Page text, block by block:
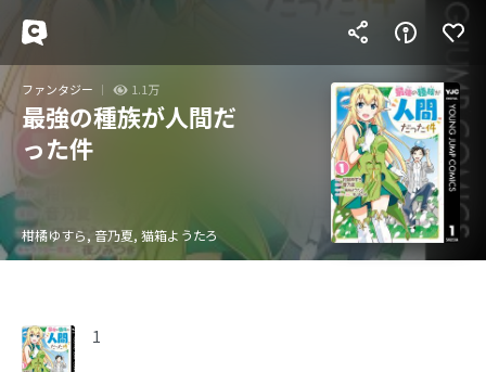
ファンタジー 1.1万
最強の種族が人間だ
った件
柑橘ゆすら, 音乃夏, 猫箱ようたろ
1